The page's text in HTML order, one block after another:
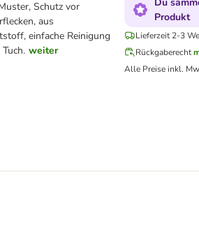
Schutz vor
aus
einfache Reinigung
weiter
Produkt
Lieferzeit 2-3
Rückgaberecht
Alle Preise inkl.